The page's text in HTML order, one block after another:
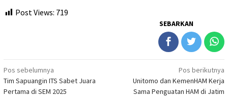
Post Views: 719
SEBARKAN
Navigasi
pos
Pos sebelumnya
Tim Sapuangin ITS Sabet Juara
Pertama di SEM 2025
Pos berikutnya
Unitomo dan KemenHAM Kerja
Sama Penguatan HAM di Jatim